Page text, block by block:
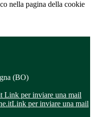
nella pagina della cookie
(BO)
Link per inviare una mail
Link per inviare una mail